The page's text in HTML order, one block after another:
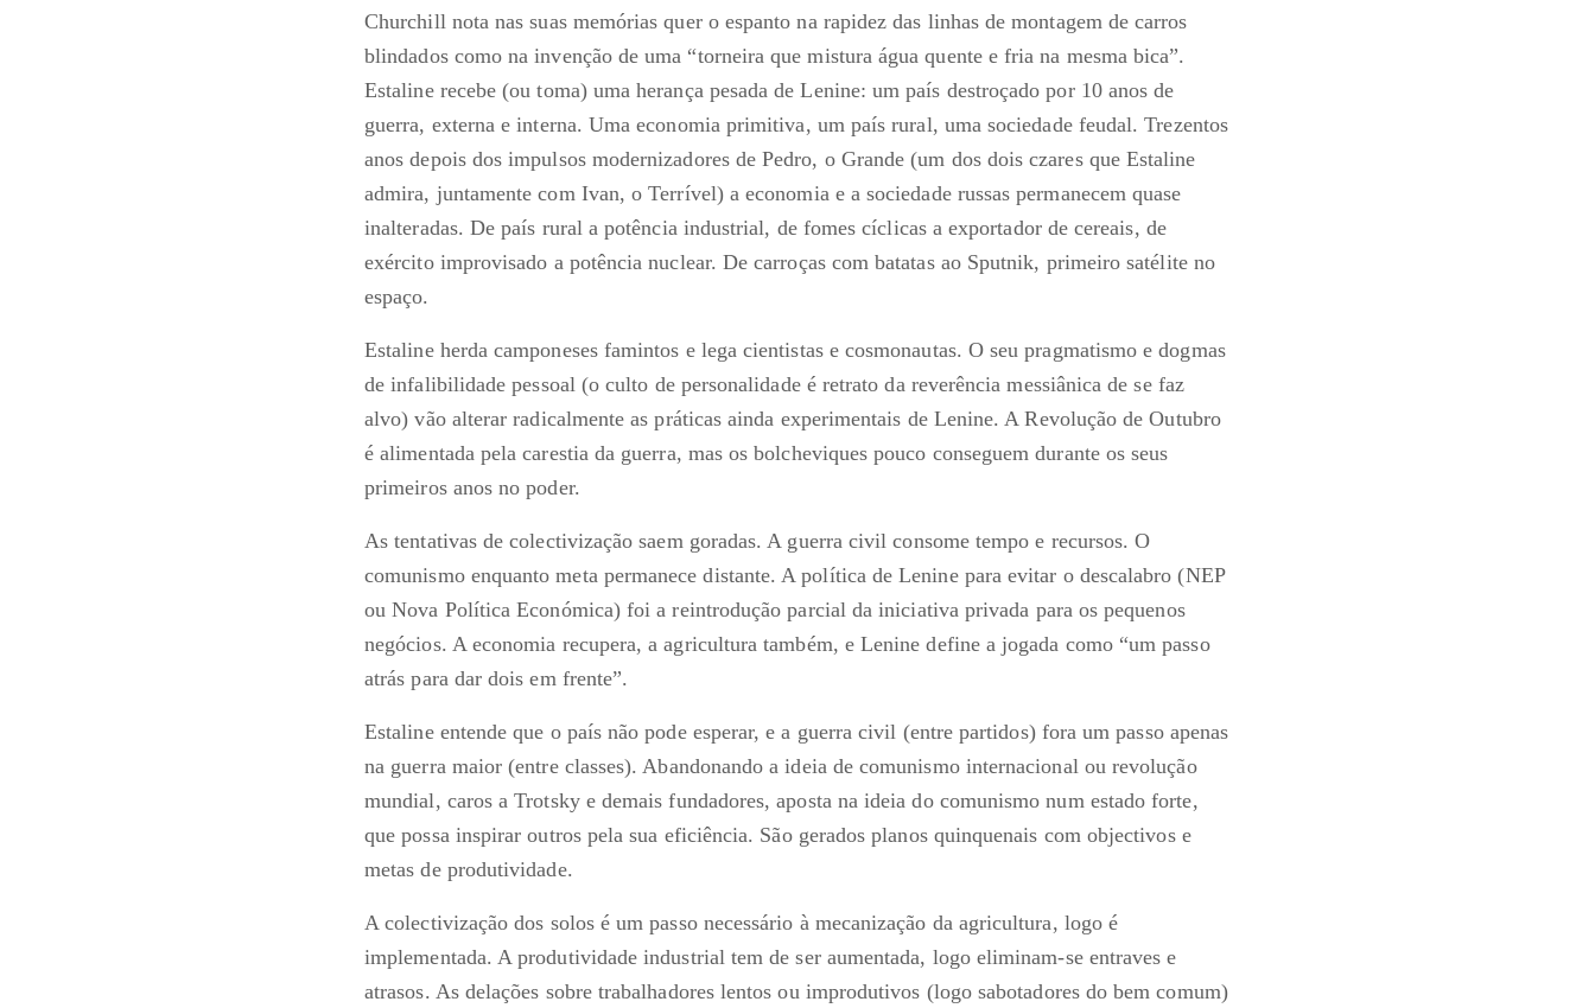
Churchill nota nas suas memórias quer o espanto na rapidez das linhas de montagem de carros
blindados como na invenção de uma “torneira que mistura água quente e fria na mesma bica”.
Estaline recebe (ou toma) uma herança pesada de Lenine: um país destroçado por 10 anos de
guerra, externa e interna. Uma economia primitiva, um país rural, uma sociedade feudal. Trezentos
anos depois dos impulsos modernizadores de Pedro, o Grande (um dos dois czares que Estaline
admira, juntamente com Ivan, o Terrível) a economia e a sociedade russas permanecem quase
inalteradas. De país rural a potência industrial, de fomes cíclicas a exportador de cereais, de
exército improvisado a potência nuclear. De carroças com batatas ao Sputnik, primeiro satélite no
espaço.
Estaline herda camponeses famintos e lega cientistas e cosmonautas. O seu pragmatismo e dogmas
de infalibilidade pessoal (o culto de personalidade é retrato da reverência messiânica de se faz
alvo) vão alterar radicalmente as práticas ainda experimentais de Lenine. A Revolução de Outubro
é alimentada pela carestia da guerra, mas os bolcheviques pouco conseguem durante os seus
primeiros anos no poder.
As tentativas de colectivização saem goradas. A guerra civil consome tempo e recursos. O
comunismo enquanto meta permanece distante. A política de Lenine para evitar o descalabro (NEP
ou Nova Política Económica) foi a reintrodução parcial da iniciativa privada para os pequenos
negócios. A economia recupera, a agricultura também, e Lenine define a jogada como “um passo
atrás para dar dois em frente”.
Estaline entende que o país não pode esperar, e a guerra civil (entre partidos) fora um passo apenas
na guerra maior (entre classes). Abandonando a ideia de comunismo internacional ou revolução
mundial, caros a Trotsky e demais fundadores, aposta na ideia do comunismo num estado forte,
que possa inspirar outros pela sua eficiência. São gerados planos quinquenais com objectivos e
metas de produtividade.
A colectivização dos solos é um passo necessário à mecanização da agricultura, logo é
implementada. A produtividade industrial tem de ser aumentada, logo eliminam-se entraves e
atrasos. As delações sobre trabalhadores lentos ou improdutivos (logo sabotadores do bem comum)